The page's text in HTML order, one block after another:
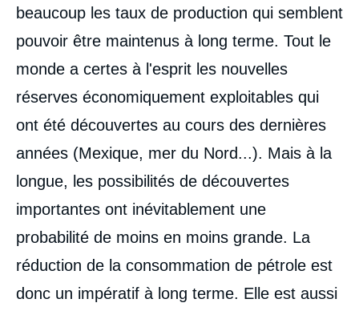
beaucoup les taux de production qui semblent
pouvoir être maintenus à long terme. Tout le
monde a certes à l'esprit les nouvelles
réserves économiquement exploitables qui
ont été découvertes au cours des dernières
années (Mexique, mer du Nord...). Mais à la
longue, les possibilités de découvertes
importantes ont inévitablement une
probabilité de moins en moins grande. La
réduction de la consommation de pétrole est
donc un impératif à long terme. Elle est aussi